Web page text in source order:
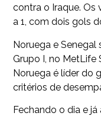
contra o Iraque. Os
a 1, com dois gols
Noruega e
Grupo I, no MetLife
Noruega é líder do
critérios de
Fechando o dia e